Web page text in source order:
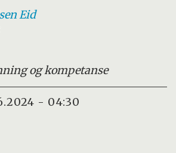
Eid
og kompetanse
- 04:30